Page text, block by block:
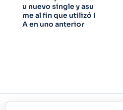
u nuevo single y asu
me al fin que utilizó I
A en uno anterior